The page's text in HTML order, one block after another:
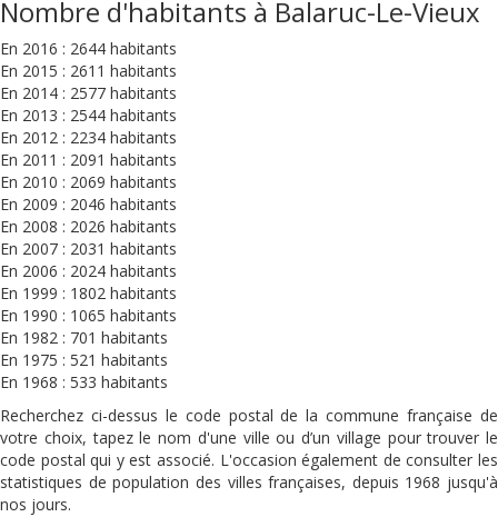
Nombre d'habitants à Balaruc-Le-Vieux
En 2016 : 2644 habitants
En 2015 : 2611 habitants
En 2014 : 2577 habitants
En 2013 : 2544 habitants
En 2012 : 2234 habitants
En 2011 : 2091 habitants
En 2010 : 2069 habitants
En 2009 : 2046 habitants
En 2008 : 2026 habitants
En 2007 : 2031 habitants
En 2006 : 2024 habitants
En 1999 : 1802 habitants
En 1990 : 1065 habitants
En 1982 : 701 habitants
En 1975 : 521 habitants
En 1968 : 533 habitants
Recherchez ci-dessus le code postal de la commune française de
votre choix, tapez le nom d'une ville ou d’un village pour trouver le
code postal qui y est associé. L'occasion également de consulter les
statistiques de population des villes françaises, depuis 1968 jusqu'à
nos jours.